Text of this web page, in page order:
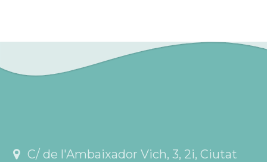
C/ de l'Ambaixador Vich, 3, 2i, Ciutat